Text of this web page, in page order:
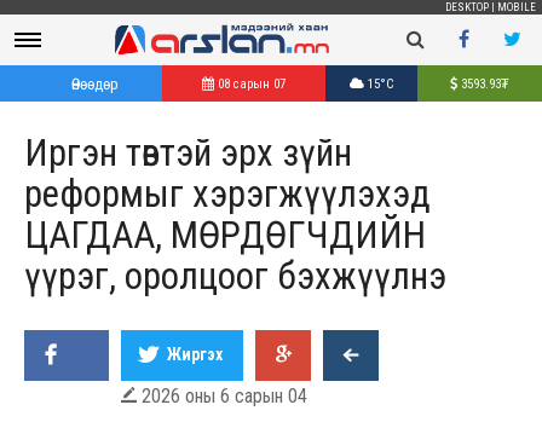
DESKTOP MOBILE
Өнөөдөр 08 сарын 07 15°C 3593.93₮
Иргэн төвтэй эрх зүйн
реформыг хэрэгжүүлэхэд
ЦАГДАА, МӨРДӨГЧДИЙН
үүрэг, оролцоог бэхжүүлнэ
Жиргэх
 2026 оны 6 сарын 04